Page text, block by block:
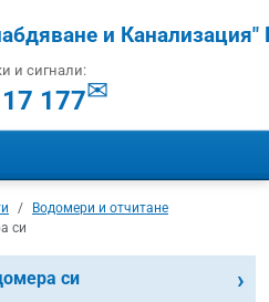
и Канализация"
и сигнали:
177✉
Водомери и отчитане
си
си